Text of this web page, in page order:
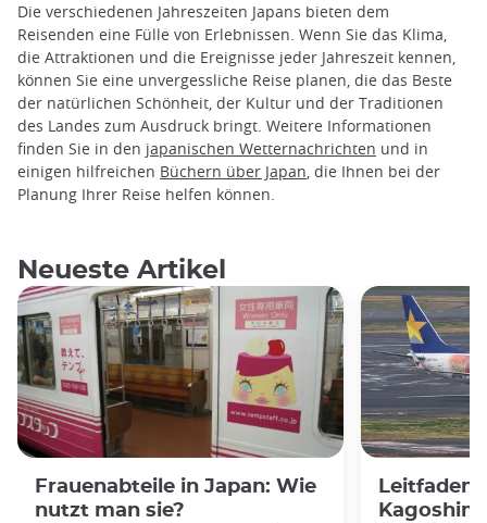
Die verschiedenen Jahreszeiten Japans bieten dem
Reisenden eine Fülle von Erlebnissen. Wenn Sie das Klima,
die Attraktionen und die Ereignisse jeder Jahreszeit kennen,
können Sie eine unvergessliche Reise planen, die das Beste
der natürlichen Schönheit, der Kultur und der Traditionen
des Landes zum Ausdruck bringt. Weitere Informationen
finden Sie in den japanischen Wetternachrichten und in
einigen hilfreichen Büchern über Japan, die Ihnen bei der
Planung Ihrer Reise helfen können.
Neueste Artikel
Frauenabteile in Japan: Wie
nutzt man sie?
Leitfaden